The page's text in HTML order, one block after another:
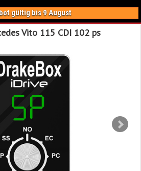
gültig bis 9 August
Vito 115 CDI 102 ps